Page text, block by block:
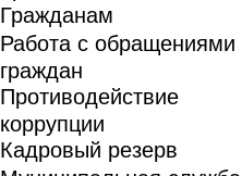
Гражданам
Работа с обращениями
граждан
Противодействие
коррупции
Кадровый резерв